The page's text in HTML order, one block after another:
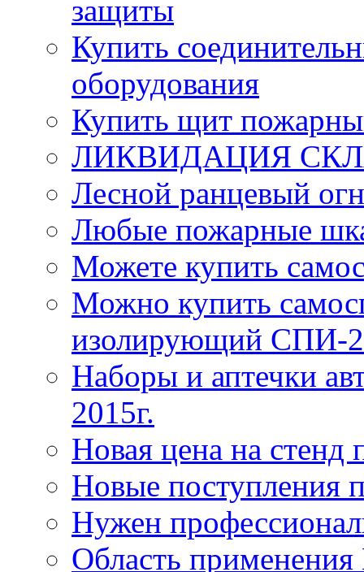
защиты
Купить
оборудования
Купить щит
ЛИКВИДАЦИЯ
Лесной ранцевый
Любые пожарные
Можете купить
Можно купить
изолирующий СПИ-
Наборы и аптечки
2015г.
Новая цена на
Новые поступления
Нужен
Область